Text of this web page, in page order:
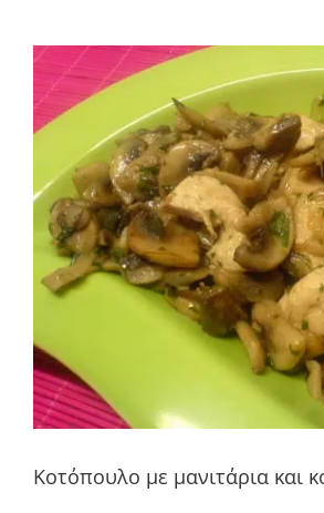
Προβολή
μεγαλύτερης
εικόνας
Κοτόπουλο με μανιτάρια και